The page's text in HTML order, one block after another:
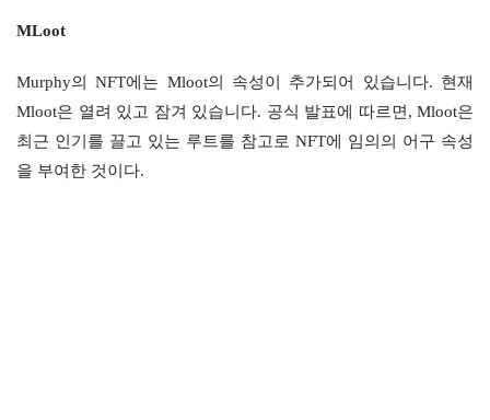
MLoot
Murphy의 NFT에는 Mloot의 속성이 추가되어 있습니다. 현재
Mloot은 열려 있고 잠겨 있습니다. 공식 발표에 따르면, Mloot은
최근 인기를 끌고 있는 루트를 참고로 NFT에 임의의 어구 속성
을 부여한 것이다.